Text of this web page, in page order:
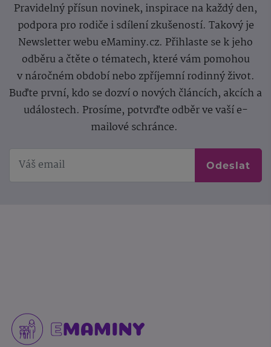
Pravidelný přísun novinek, inspirace na každý den,
podpora pro rodiče i sdílení zkušeností. Takový je
Newsletter webu eMaminy.cz. Přihlaste se k jeho
odběru a čtěte o tématech, které vám pomohou
v náročném období nebo zpříjemní rodinný život.
Buďte první, kdo se dozví o nových článcích, akcích a
událostech. Prosíme, potvrďte odběr ve vaší e-
mailové schránce.
Odeslat